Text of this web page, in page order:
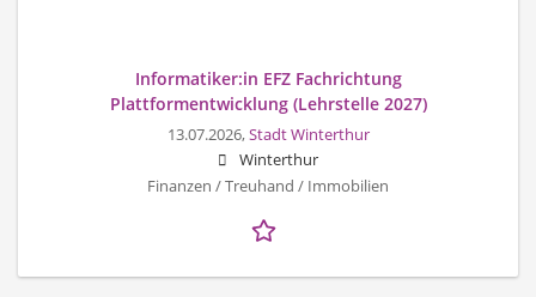
Informatiker:in EFZ Fachrichtung
Plattformentwicklung (Lehrstelle 2027)
13.07.2026,Stadt Winterthur
Winterthur
Finanzen / Treuhand / Immobilien